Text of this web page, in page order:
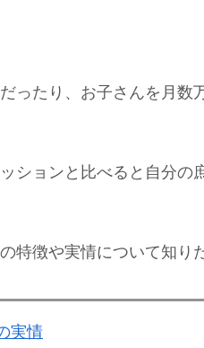
ったり、お子さんを月数
ションと比べると自分の
徴や実情について知り
実情